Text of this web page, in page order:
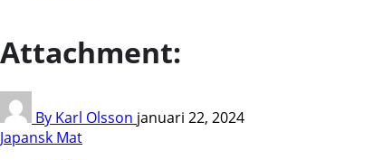
Attachment:
By Karl Olsson januari 22, 2024
Japansk Mat